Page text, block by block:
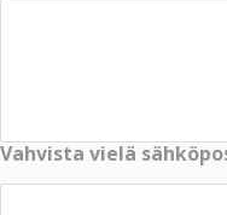
Vahvista vielä